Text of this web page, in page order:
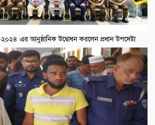
২০২৪ এর আনুষ্ঠানিক উদ্বোধন করলেন প্রধান উপদেষ্টা